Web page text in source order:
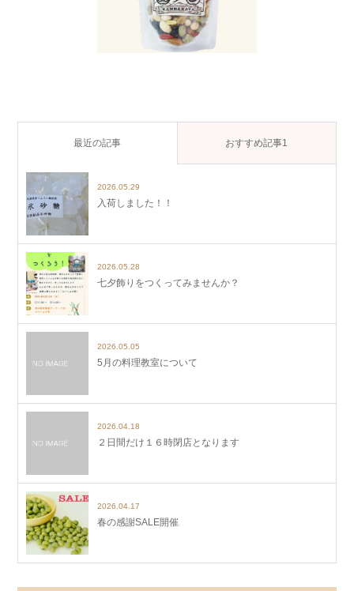
最近の記事 おすすめ記事1
2026.05.29
入荷しました！！
2026.05.28
七夕飾りをつくってみませんか？
2026.05.05
5月の料理教室について
2026.04.18
２日間だけ１６時閉店となります
2026.04.17
春の感謝SALE開催